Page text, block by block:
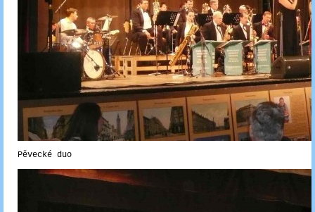
Pěvecké duo